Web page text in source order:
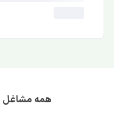
همه مشاغل